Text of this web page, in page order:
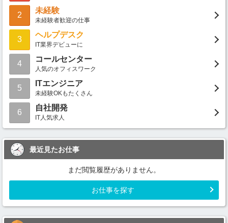
2
未経験
未経験者歓迎の仕事
3
ヘルプデスク
IT業界デビューに
4
コールセンター
人気のオフィスワーク
5
ITエンジニア
未経験OKもたくさん
6
自社開発
IT人気求人
最近見たお仕事
まだ閲覧履歴がありません。
お仕事を探す